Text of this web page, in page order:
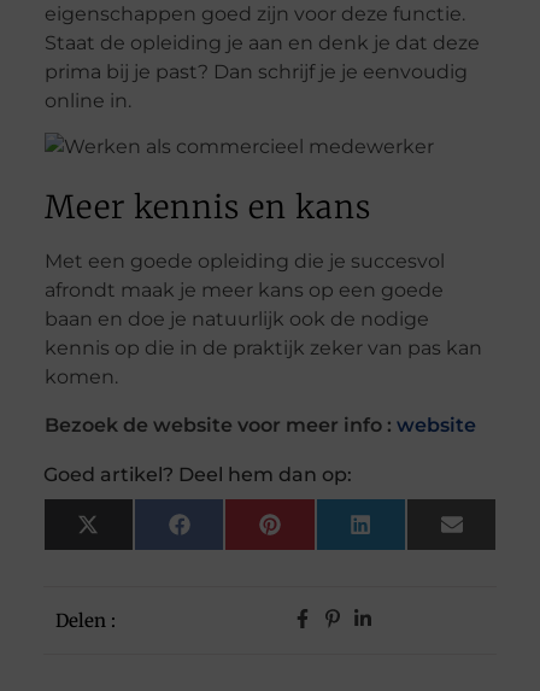
Delen :
eigenschappen goed zijn voor deze functie.
Staat de opleiding je aan en denk je dat deze
prima bij je past? Dan schrijf je je eenvoudig
online in.
Meer kennis en kans
Met een goede opleiding die je succesvol
afrondt maak je meer kans op een goede
baan en doe je natuurlijk ook de nodige
kennis op die in de praktijk zeker van pas kan
komen.
Bezoek de website voor meer info : website
Goed artikel? Deel hem dan op:
X
(Twitter)
FacebookPinterestLinkedInEmail